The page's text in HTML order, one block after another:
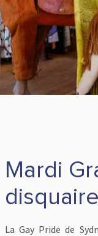
Mardi
La Gay Pride de